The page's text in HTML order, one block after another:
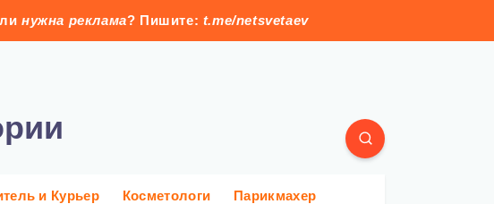
нужна реклама? Пишите: t.me/netsvetaev
и Курьер Косметологи Парикмахер